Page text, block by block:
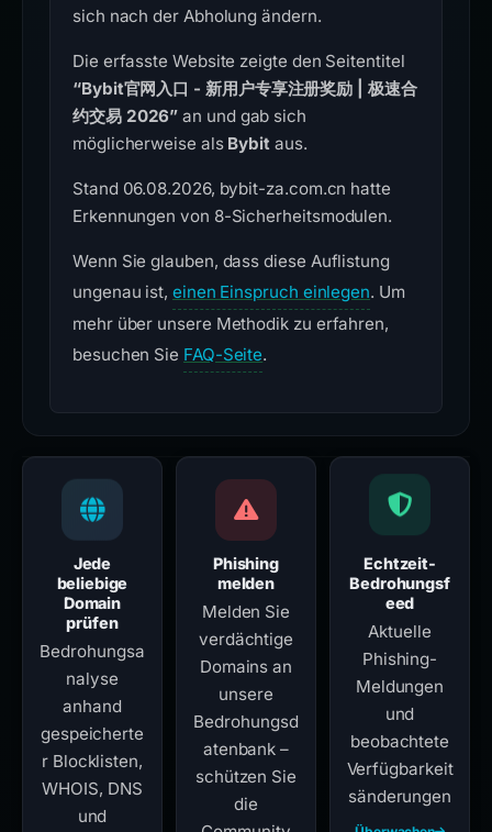
sich nach der Abholung ändern.
Die erfasste Website zeigte den Seitentitel
“Bybit官网入口 - 新用户专享注册奖励 | 极速合
约交易 2026” an und gab sich
möglicherweise als Bybit aus.
Stand 06.08.2026, bybit-za.com.cn hatte
Erkennungen von 8-Sicherheitsmodulen.
Wenn Sie glauben, dass diese Auflistung
ungenau ist, einen Einspruch einlegen. Um
mehr über unsere Methodik zu erfahren,
besuchen Sie FAQ-Seite.
Jede
beliebige
Domain
prüfen
Bedrohungsa
nalyse
anhand
gespeicherte
r Blocklisten,
WHOIS, DNS
und
Phishing
melden
Melden Sie
verdächtige
Domains an
unsere
Bedrohungsd
atenbank –
schützen Sie
die
Echtzeit-
Bedrohungsf
eed
Aktuelle
Phishing-
Meldungen
und
beobachtete
Verfügbarkeit
sänderungen